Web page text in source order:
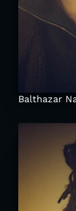
Balthazar